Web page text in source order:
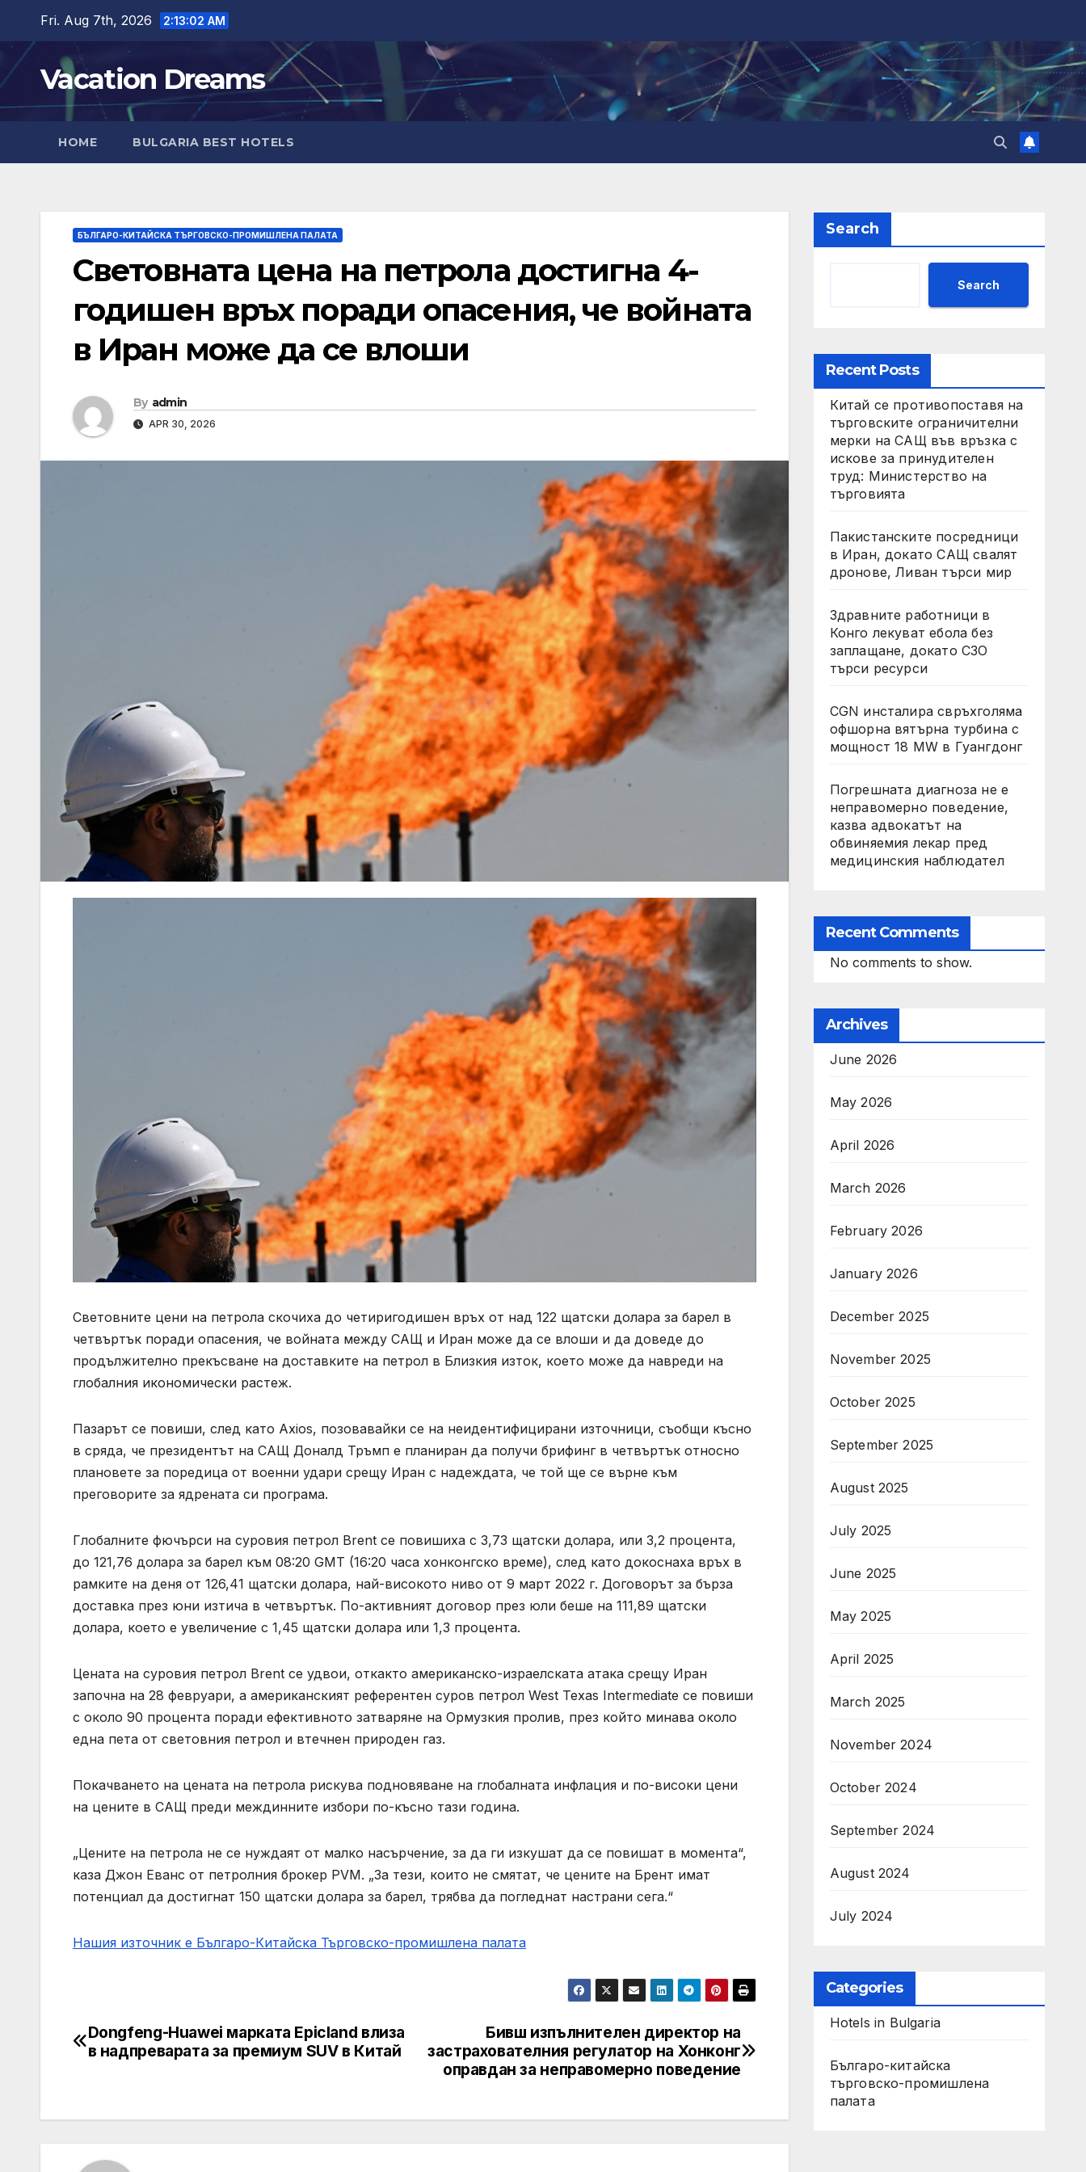
content
Fri. Aug 7th, 2026 2:13:03 AM
Vacation Dreams
HOME BULGARIA BEST HOTELS
БЪЛГАРО-КИТАЙСКА ТЪРГОВСКО-ПРОМИШЛЕНА ПАЛАТА
Световната цена на петрола достигна 4-
годишен връх поради опасения, че войната
в Иран може да се влоши
By admin
APR 30, 2026
Световните цени на петрола скочиха до четиригодишен връх от над 122 щатски долара за барел в
четвъртък поради опасения, че войната между САЩ и Иран може да се влоши и да доведе до
продължително прекъсване на доставките на петрол в Близкия изток, което може да навреди на
глобалния икономически растеж.
Пазарът се повиши, след като Axios, позовавайки се на неидентифицирани източници, съобщи късно
в сряда, че президентът на САЩ Доналд Тръмп е планиран да получи брифинг в четвъртък относно
плановете за поредица от военни удари срещу Иран с надеждата, че той ще се върне ‌към
преговорите за ядрената си програма.
Глобалните фючърси на суровия петрол Brent се повишиха с 3,73 щатски долара, или 3,2 процента,
до 121,76 долара за барел към 08:20 GMT (16:20 часа хонконгско време), след като докоснаха връх в
рамките на деня от 126,41 щатски долара, най-високото ниво от 9 март 2022 г. Договорът за бърза
доставка през юни изтича в четвъртък. По-активният договор през юли беше на 111,89 щатски
долара, което е увеличение с 1,45 щатски долара или 1,3 процента.
Цената на суровия петрол Brent се удвои, откакто американско-израелската атака срещу Иран
започна на 28 февруари, а американският референтен суров петрол West Texas Intermediate се повиши
с около 90 процента поради ефективното затваряне на Ормузкия пролив, през който минава около
една пета от световния петрол и втечнен природен газ.
Покачването на цената на петрола рискува подновяване на глобалната инфлация и по-високи цени
на цените в САЩ преди междинните избори по-късно тази година.
„Цените на петрола не се нуждаят от малко насърчение, за да ги изкушат да се повишат в момента“,
каза Джон Еванс от петролния брокер PVM. „За тези, които не смятат, че цените на Брент имат
потенциал да достигнат 150 щатски долара за барел, трябва да погледнат настрани сега.“
Нашия източник е Българо-Китайска Търговско-промишлена палaта
Post
Бивш изпълнителен директор на
застрахователния регулатор на Хонконг
оправдан за неправомерно поведение
Dongfeng-Huawei марката Epicland влиза
в надпреварата за премиум SUV в Китай
Search
Search
Recent Posts
Китай се противопоставя на
търговските ограничителни
мерки на САЩ във връзка с
искове за принудителен
труд: Министерство на
търговията
Пакистанските посредници
в Иран, докато САЩ свалят
дронове, Ливан търси мир
Здравните работници в
Конго лекуват ебола без
заплащане, докато СЗО
търси ресурси
CGN инсталира свръхголяма
офшорна вятърна турбина с
мощност 18 MW в Гуангдонг
Погрешната диагноза не е
неправомерно поведение,
казва адвокатът на
обвиняемия лекар пред
медицинския наблюдател
Recent Comments
No comments to show.
Archives
June 2026
May 2026
April 2026
March 2026
February 2026
January 2026
December 2025
November 2025
October 2025
September 2025
August 2025
July 2025
June 2025
May 2025
April 2025
March 2025
November 2024
October 2024
September 2024
August 2024
July 2024
Categories
Hotels in Bulgaria
Българо-китайска
търговско-промишлена
палата